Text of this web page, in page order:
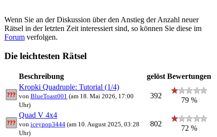
Wenn Sie an der Diskussion über den Anstieg der Anzahl neuer
Rätsel in der letzten Zeit interessiert sind, so können Sie diese im
Forumverfolgen.
Die leichtesten Rätsel
Beschreibung gelöst Bewertungen
Kropki Quadruple: Tutorial (1/4)
von BlueToast001 (am 18. Mai 2026, 17:00
Uhr)
392
79 %
Quad V 4x4
von iceypop3444(am 10. August 2025, 03:28
Uhr)
802
72 %